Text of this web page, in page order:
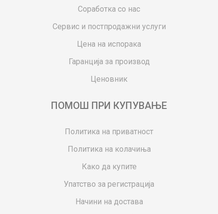
Соработка со нас
Сервис и постпродажни услуги
Цена на испорака
Гаранција за производ
Ценовник
ПОМОШ ПРИ КУПУВАЊЕ
Политика на приватност
Политика на колачиња
Како да купите
Упатство за регистрација
Начини на достава